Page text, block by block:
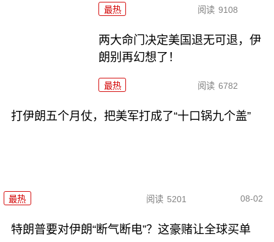
最热 阅读 9108
两大命门决定美国退无可退，伊
朗别再幻想了！
最热 阅读 6782
打伊朗五个月仗，把美军打成了“十口锅九个盖”
最热 阅读 5201 08-02
特朗普要对伊朗“断气断电”？这豪赌让全球买单